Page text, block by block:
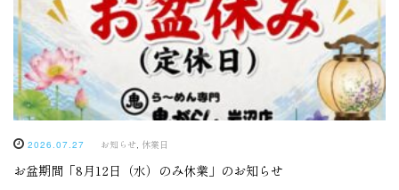
2026.07.27 お知らせ, 休業日
お盆期間「8月12日（水）のみ休業」のお知らせ